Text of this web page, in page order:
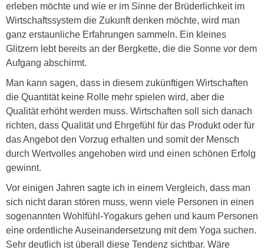
erleben möchte und wie er im Sinne der Brüderlichkeit im
Wirtschaftssystem die Zukunft denken möchte, wird man
ganz erstaunliche Erfahrungen sammeln. Ein kleines
Glitzern lebt bereits an der Bergkette, die die Sonne vor dem
Aufgang abschirmt.
Man kann sagen, dass in diesem zukünftigen Wirtschaften
die Quantität keine Rolle mehr spielen wird, aber die
Qualität erhöht werden muss. Wirtschaften soll sich danach
richten, dass Qualität und Ehrgefühl für das Produkt oder für
das Angebot den Vorzug erhalten und somit der Mensch
durch Wertvolles angehoben wird und einen schönen Erfolg
gewinnt.
Vor einigen Jahren sagte ich in einem Vergleich, dass man
sich nicht daran stören muss, wenn viele Personen in einen
sogenannten Wohlfühl-Yogakurs gehen und kaum Personen
eine ordentliche Auseinandersetzung mit dem Yoga suchen.
Sehr deutlich ist überall diese Tendenz sichtbar. Wäre